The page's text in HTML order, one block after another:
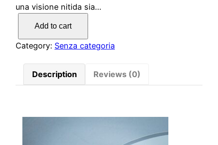
una visione nitida sia…
Add to cart
Category: Senza categoria
Description Reviews (0)